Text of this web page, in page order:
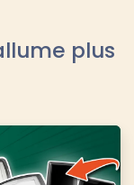
plus